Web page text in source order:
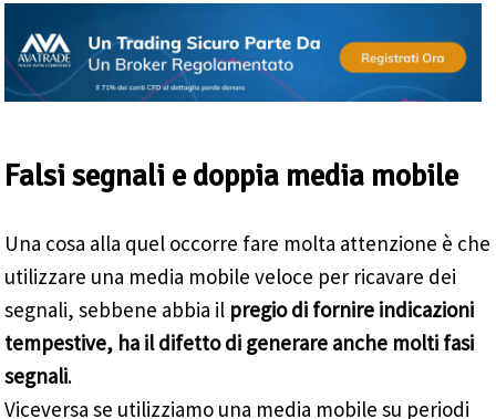
Falsi segnali e doppia media mobile
Una cosa alla quel occorre fare molta attenzione è che
utilizzare una media mobile veloce per ricavare dei
segnali, sebbene abbia il pregio di fornire indicazioni
tempestive, ha il difetto di generare anche molti fasi
segnali.
Viceversa se utilizziamo una media mobile su periodi